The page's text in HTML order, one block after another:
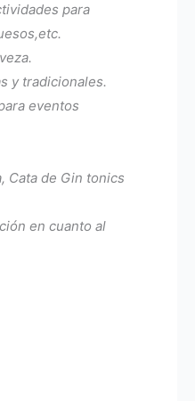
para
y tradicionales.
eventos
Cata de Gin tonics
en cuanto al